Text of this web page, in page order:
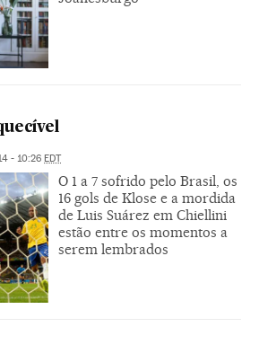
- 10:26 EDT
O 1 a 7 sofrido pelo Brasil, os
16 gols de Klose e a mordida
de Luis Suárez em Chiellini
estão entre os momentos a
serem lembrados